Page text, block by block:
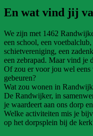
En wat vind jij
We zijn met 1462
een school, een
schietvereniging, een
een zebrapad. Maar vind je
Of zou er voor jou wel eens
gebeuren?
Wat zou wonen in
De Randwijker, in
je waardeert aan ons dorp
Welke activiteiten mis je
op het dorpsplein bij de